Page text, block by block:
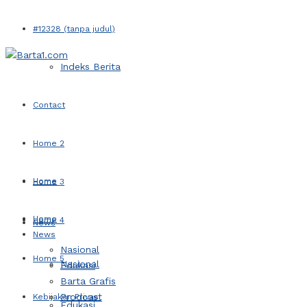
#12328 (tanpa judul)
Indeks Berita
Contact
Home 2
Home 3
Home 4
Home 5
Kebijakan Privasi
Home
News
Nasional
Home
News
Nasional
Edukasi
Barta Grafis
Prodcast